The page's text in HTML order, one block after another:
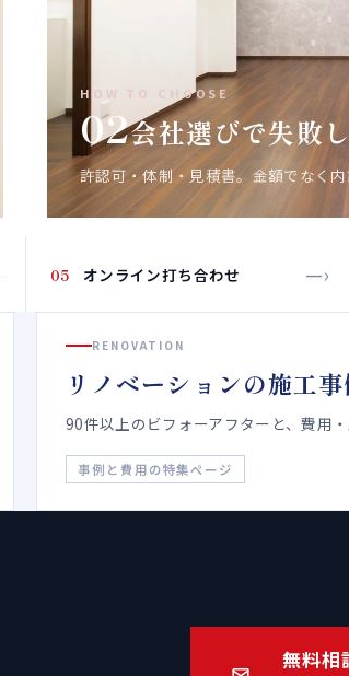
HOW TO CHOOSE
02会社選びで失敗
許認可・体制・見積書。金額でなく内
05 オンライン打ち合わせ —›
RENOVATION
リノベーションの施工
90件以上のビフォーアフターと、費用・
事例と費用の特集ページ
無料相